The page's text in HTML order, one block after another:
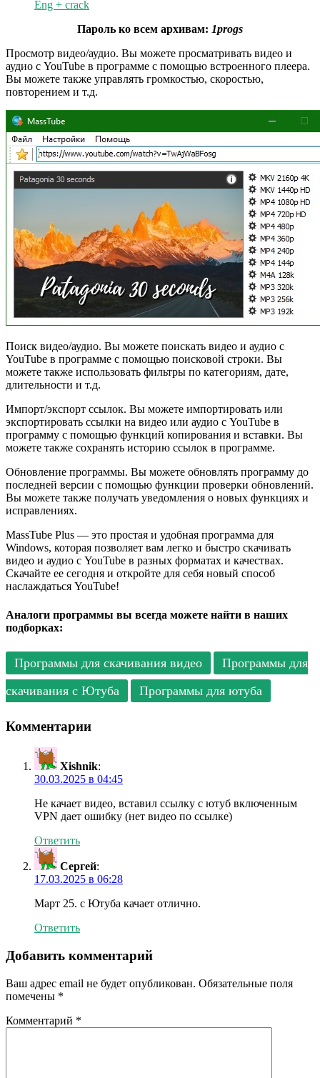
Eng + crack
Пароль ко всем архивам: 1progs
Просмотр видео/аудио. Вы можете просматривать видео и
аудио с YouTube в программе с помощью встроенного плеера.
Вы можете также управлять громкостью, скоростью,
повторением и т.д.
Поиск видео/аудио. Вы можете поискать видео и аудио с
YouTube в программе с помощью поисковой строки. Вы
можете также использовать фильтры по категориям, дате,
длительности и т.д.
Импорт/экспорт ссылок. Вы можете импортировать или
экспортировать ссылки на видео или аудио с YouTube в
программу с помощью функций копирования и вставки. Вы
можете также сохранять историю ссылок в программе.
Обновление программы. Вы можете обновлять программу до
последней версии с помощью функции проверки обновлений.
Вы можете также получать уведомления о новых функциях и
исправлениях.
MassTube Plus — это простая и удобная программа для
Windows, которая позволяет вам легко и быстро скачивать
видео и аудио с YouTube в разных форматах и качествах.
Скачайте ее сегодня и откройте для себя новый способ
наслаждаться YouTube!
Аналоги программы вы всегда можете найти в наших
подборках:
Программы для скачивания видео
Программы для
скачивания с Ютуба
Программы для ютуба
Комментарии
Xishnik:
30.03.2025 в 04:45
Не качает видео, вставил ссылку с ютуб включенным
VPN дает ошибку (нет видео по ссылке)
Ответить
Сергей:
17.03.2025 в 06:28
Март 25. с Ютуба качает отлично.
Ответить
Добавить комментарий
Ваш адрес email не будет опубликован. Обязательные поля
помечены *
Комментарий *